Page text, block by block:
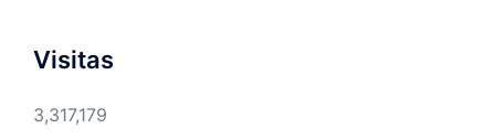
Visitas
3,317,179